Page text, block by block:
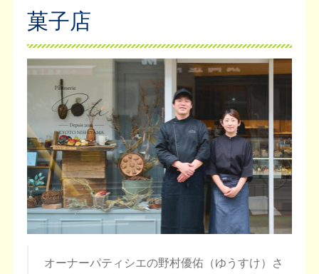
菓子店
オーナーパティシエの野村優佑（ゆうすけ）さ